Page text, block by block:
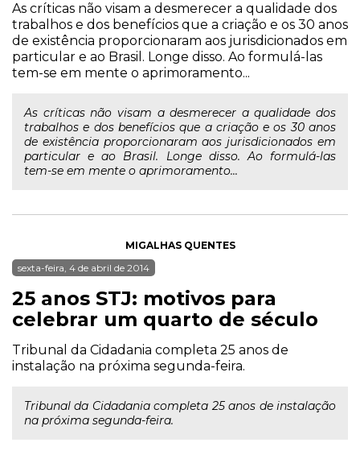
As críticas não visam a desmerecer a qualidade dos
trabalhos e dos benefícios que a criação e os 30 anos
de existência proporcionaram aos jurisdicionados em
particular e ao Brasil. Longe disso. Ao formulá-las
tem-se em mente o aprimoramento...
As críticas não visam a desmerecer a qualidade dos
trabalhos e dos benefícios que a criação e os 30 anos
de existência proporcionaram aos jurisdicionados em
particular e ao Brasil. Longe disso. Ao formulá-las
tem-se em mente o aprimoramento...
MIGALHAS QUENTES
sexta-feira, 4 de abril de 2014
25 anos STJ: motivos para
celebrar um quarto de século
Tribunal da Cidadania completa 25 anos de
instalação na próxima segunda-feira.
Tribunal da Cidadania completa 25 anos de instalação
na próxima segunda-feira.